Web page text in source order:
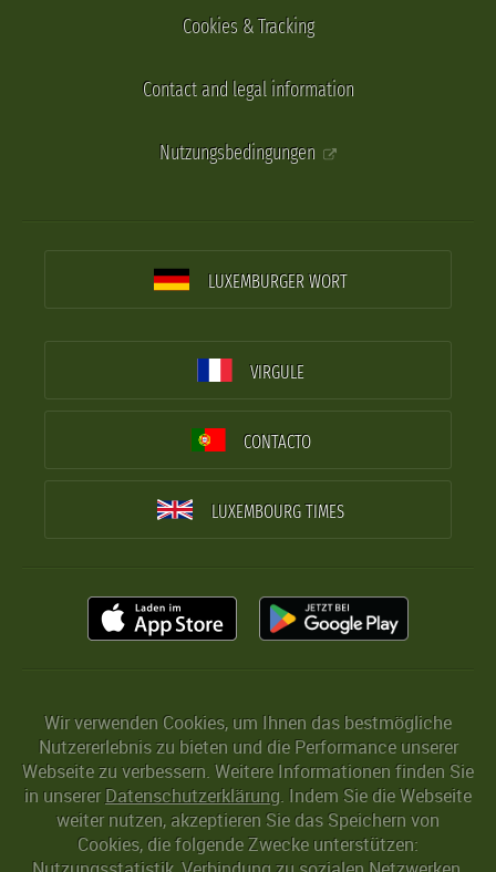
Cookies & Tracking
Contact and legal information
Nutzungsbedingungen
LUXEMBURGER WORT
VIRGULE
CONTACTO
LUXEMBOURG TIMES
Wir verwenden Cookies, um Ihnen das bestmögliche
Nutzererlebnis zu bieten und die Performance unserer
Webseite zu verbessern. Weitere Informationen finden Sie
in unserer Datenschutzerklärung. Indem Sie die Webseite
weiter nutzen, akzeptieren Sie das Speichern von
Cookies, die folgende Zwecke unterstützen: